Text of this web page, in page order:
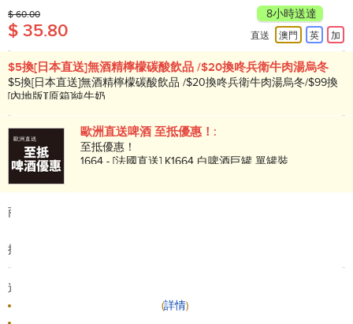
$ 60.00
$ 35.80
8小時送達
直送 澳門 英 加
$5換[日本直送]無酒精檸檬碳酸飲品 /$20換咚兵衛牛肉湯烏冬
$5換[日本直送]無酒精檸檬碳酸飲品 /$20換咚兵衛牛肉湯烏冬/$99換
[內地版][原箱]純牛奶
歐洲直送啤酒 至抵優惠！:
至抵優惠！
1664 - [法國直送] K1664 白啤酒巨罐 單罐裝
健力士 - 【愛爾蘭直送】健力士黑啤 4巨罐裝
商品簡介:
搜尋編號︰A99019
送貨/退貨:
(詳情)